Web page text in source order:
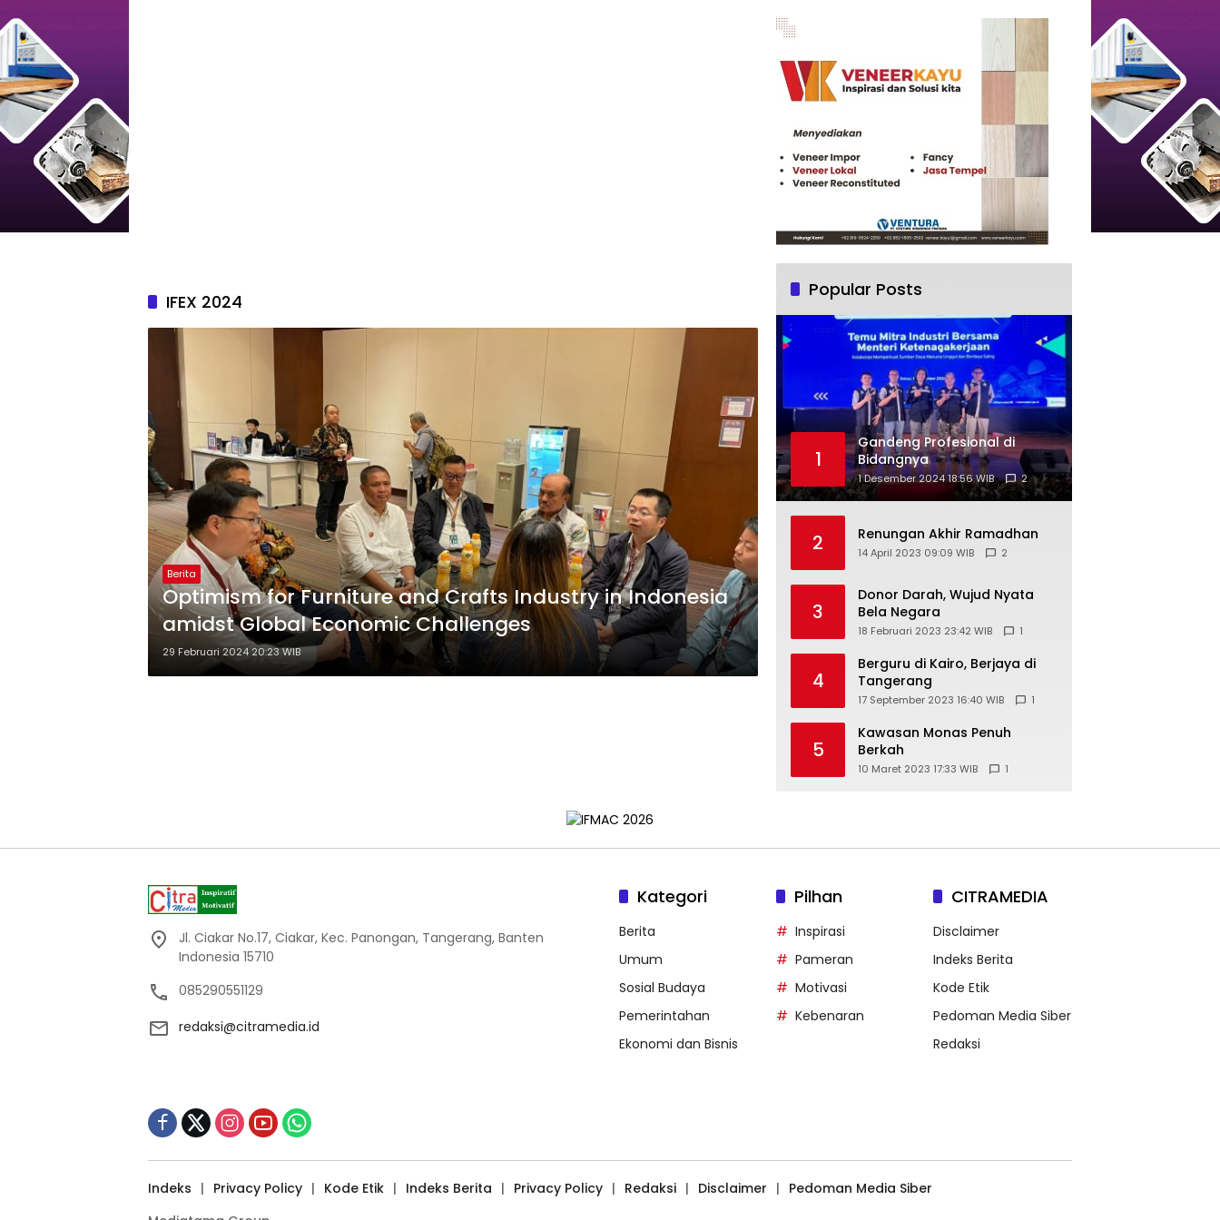
IFEX 2024
Berita
Optimism for Furniture and Crafts Industry in Indonesia
amidst Global Economic Challenges
29 Februari 2024 20:23 WIB
Popular Posts
1
Gandeng Profesional di
Bidangnya
1 Desember 2024 18:56 WIB 2
2 Renungan Akhir Ramadhan
14 April 2023 09:09 WIB 2
3
Donor Darah, Wujud Nyata
Bela Negara
18 Februari 2023 23:42 WIB 1
4
Berguru di Kairo, Berjaya di
Tangerang
17 September 2023 16:40 WIB 1
5
Kawasan Monas Penuh
Berkah
10 Maret 2023 17:33 WIB 1
Jl. Ciakar No.17, Ciakar, Kec. Panongan, Tangerang, Banten
Indonesia 15710
085290551129
redaksi@citramedia.id
Kategori
Berita
Umum
Sosial Budaya
Pemerintahan
Ekonomi dan Bisnis
Pilhan
Inspirasi
Pameran
Motivasi
Kebenaran
CITRAMEDIA
Disclaimer
Indeks Berita
Kode Etik
Pedoman Media Siber
Redaksi
Indeks Privacy Policy Kode Etik Indeks Berita Privacy Policy Redaksi Disclaimer
Pedoman Media Siber